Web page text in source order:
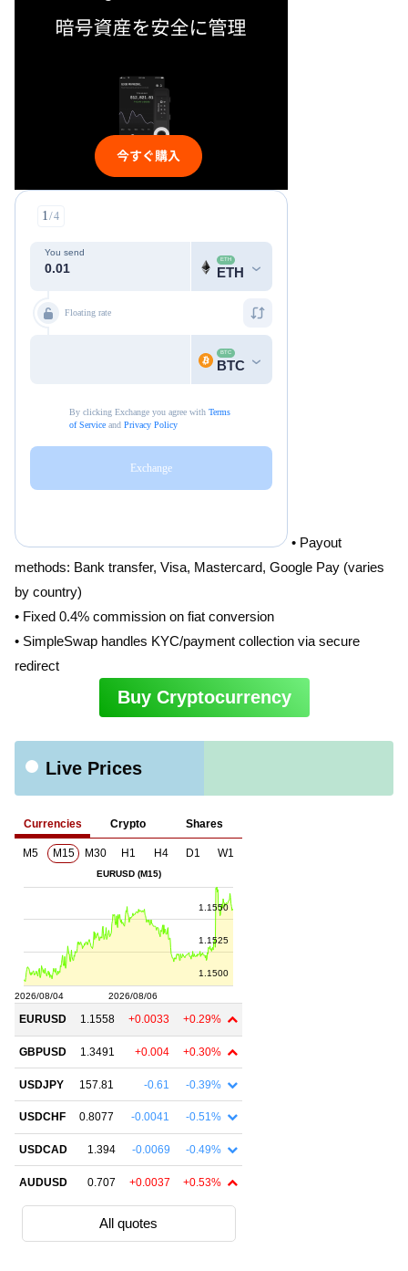
• Payout
methods: Bank transfer, Visa, Mastercard, Google Pay (varies
by country)
• Fixed 0.4% commission on fiat conversion
• SimpleSwap handles KYC/payment collection via secure
redirect
Buy Cryptocurrency
Live Prices